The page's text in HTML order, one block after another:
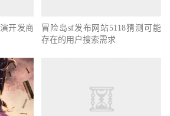
开发商
冒险岛sf发布网站5118猜测可能
存在的用户搜索需求